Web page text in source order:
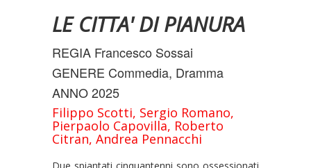
LE CITTA' DI PIANURA
REGIA Francesco Sossai
GENERE Commedia, Dramma
ANNO 2025
Filippo Scotti, Sergio Romano,
Pierpaolo Capovilla, Roberto
Citran, Andrea Pennacchi